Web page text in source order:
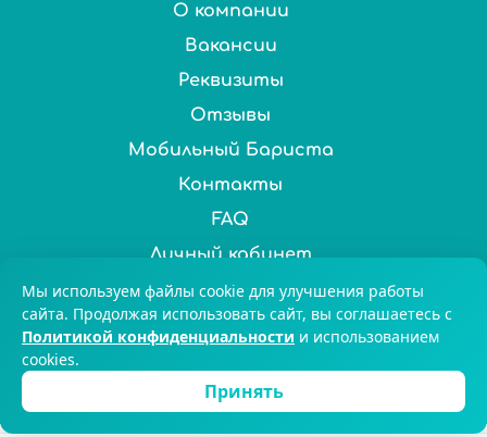
О компании
Вакансии
Реквизиты
Отзывы
Мобильный Бариста
Контакты
FAQ
Личный кабинет
Нас выбирают более 100 000 ценителей чая и кофе по
всей России. © 2025 Chai&Coffee
8-800-551-59-47Екатеринбург
Мы используем файлы cookie для улучшения работы
сайта. Продолжая использовать сайт, вы соглашаетесь с
Политикой конфиденциальности и использованием
cookies.
Принять